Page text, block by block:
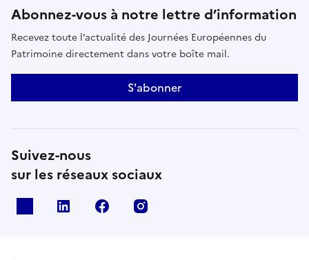
Abonnez-vous à notre lettre d’information
Recevez toute l’actualité des Journées Européennes du
Patrimoine directement dans votre boîte mail.
S'abonner
Suivez-nous
sur les réseaux sociaux
Linkedin Facebook